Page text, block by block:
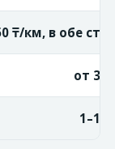
₸/км, в обе
от 31
1–1,5